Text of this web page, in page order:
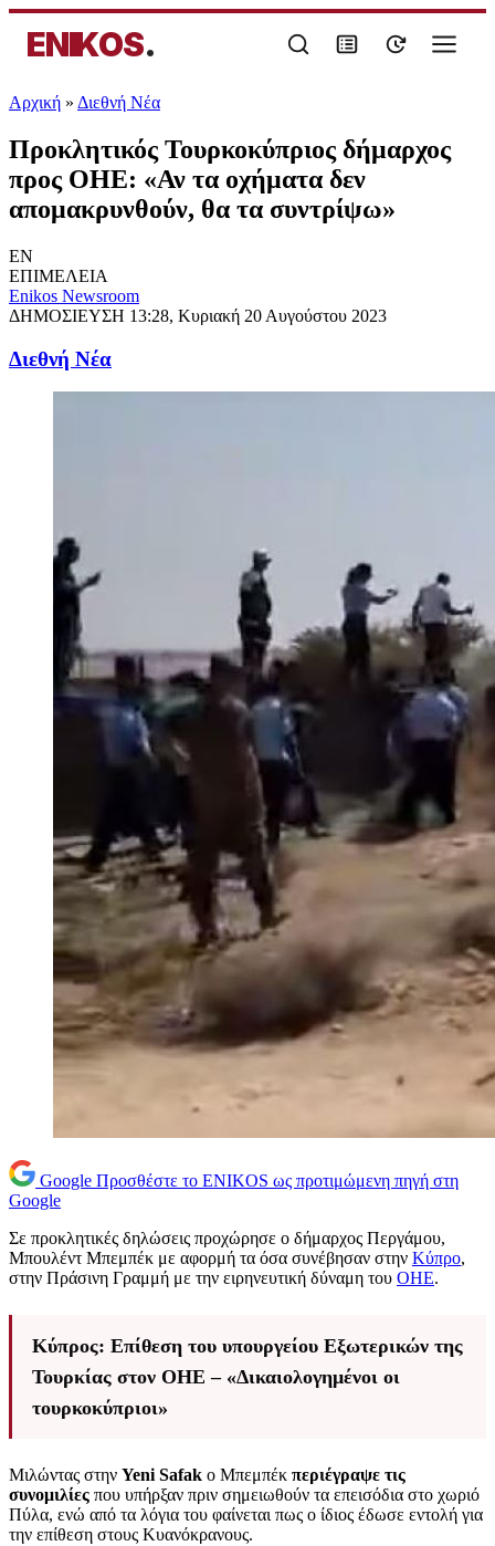
ENIKOS.
Αρχική » Διεθνή Νέα
Προκλητικός Τουρκοκύπριος δήμαρχος
προς ΟΗΕ: «Αν τα οχήματα δεν
απομακρυνθούν, θα τα συντρίψω»
EN
ΕΠΙΜΕΛΕΙΑ
Enikos Newsroom
ΔΗΜΟΣΙΕΥΣΗ 13:28, Κυριακή 20 Αυγούστου 2023
Διεθνή Νέα
Google Προσθέστε το ENIKOS ως προτιμώμενη πηγή στη
Google
Σε προκλητικές δηλώσεις προχώρησε ο δήμαρχος Περγάμου,
Μπουλέντ Μπεμπέκ με αφορμή τα όσα συνέβησαν στην Κύπρο,
στην Πράσινη Γραμμή με την ειρηνευτική δύναμη του ΟΗΕ.
Κύπρος: Επίθεση του υπουργείου Εξωτερικών της
Τουρκίας στον ΟΗΕ – «Δικαιολογημένοι οι
τουρκοκύπριοι»
Μιλώντας στην Yeni Safak ο Μπεμπέκ περιέγραψε τις
συνομιλίες που υπήρξαν πριν σημειωθούν τα επεισόδια στο χωριό
Πύλα, ενώ από τα λόγια του φαίνεται πως ο ίδιος έδωσε εντολή για
την επίθεση στους Κυανόκρανους.